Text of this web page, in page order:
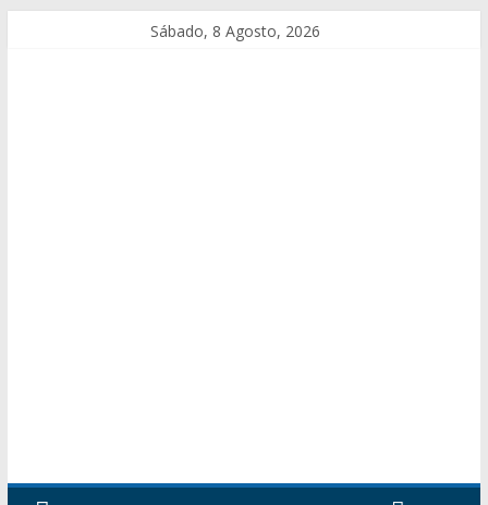
Sábado, 8 Agosto, 2026